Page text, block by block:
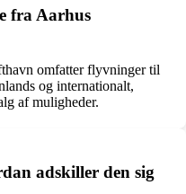
fra Aarhus
omfatter flyvninger til
og internationalt,
af muligheder.
adskiller den sig